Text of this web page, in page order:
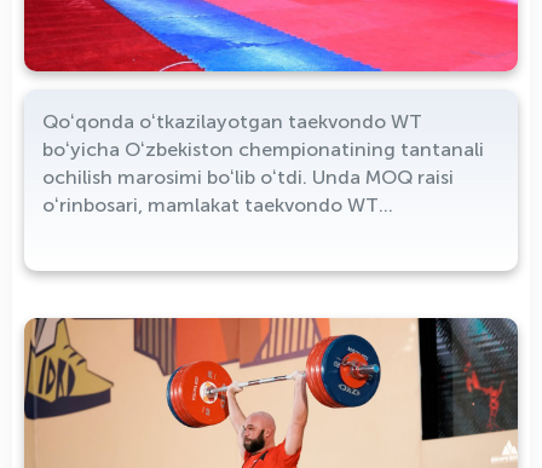
Qoʻqonda oʻtkazilayotgan taekvondo WT
boʻyicha Oʻzbekiston chempionatining tantanali
ochilish marosimi boʻlib oʻtdi. Unda MOQ raisi
oʻrinbosari, mamlakat taekvondo WT
muxlislarda katta taassurot qoldirgan
marosimdan suratlarni tomosha qiling: